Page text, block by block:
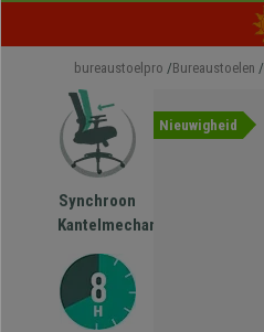
bureaustoelpro Bureaustoelen
Synchroon
Kantelmechanisme
Nieuwigheid